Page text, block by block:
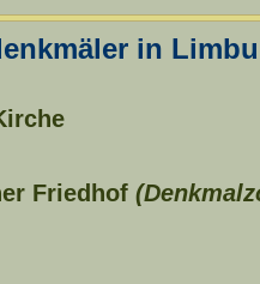
in
Friedhof